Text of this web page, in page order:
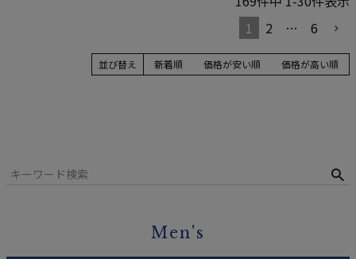
Men's
並び替え 価格が安い順 価格が高い順
新着順
1
2 … 6